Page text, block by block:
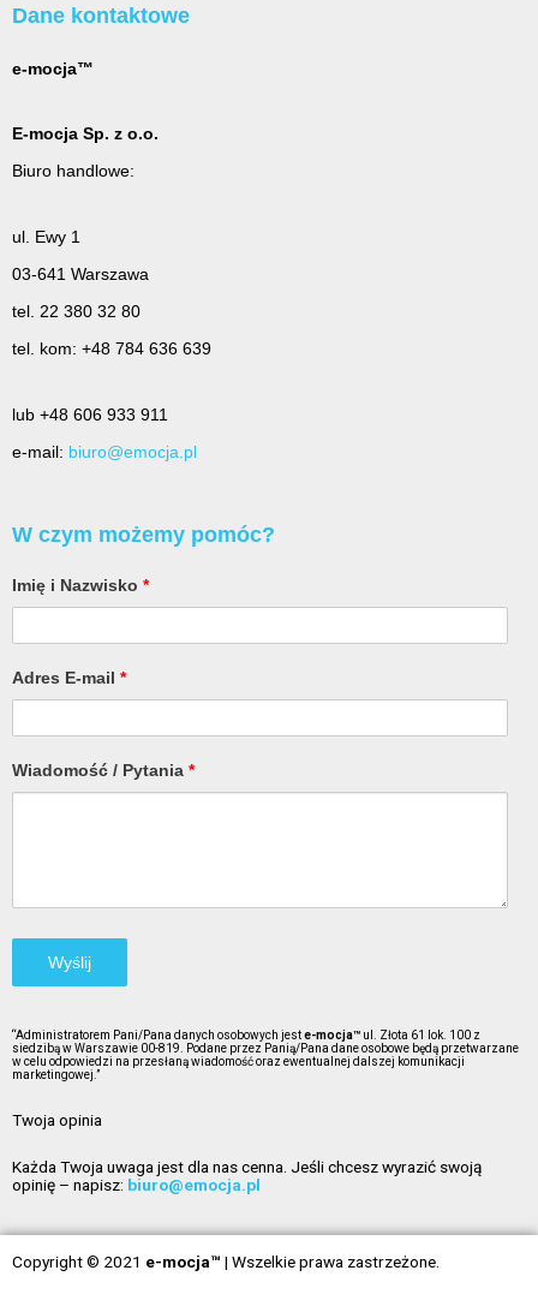
Dane kontaktowe
e-mocja™
E-mocja Sp. z o.o.
Biuro handlowe:
ul. Ewy 1
03-641 Warszawa
tel. 22 380 32 80
tel. kom: +48 784 636 639
lub +48 606 933 911
e-mail: biuro@emocja.pl
W czym możemy pomóc?
Imię i Nazwisko *
Adres E-mail *
Wiadomość / Pytania *
“Administratorem Pani/Pana danych osobowych jeste-mocja™ ul. Złota 61 lok. 100 z
siedzibą w Warszawie 00-819. Podane przez Panią/Pana dane osobowe będą przetwarzane
w celu odpowiedzi na przesłaną wiadomość oraz ewentualnej dalszej komunikacji
marketingowej.”
Twoja opinia
Każda Twoja uwaga jest dla nas cenna. Jeśli chcesz wyrazić swoją
opinię – napisz: biuro@emocja.pl
Copyright © 2021 e-mocja™ | Wszelkie prawa zastrzeżone.